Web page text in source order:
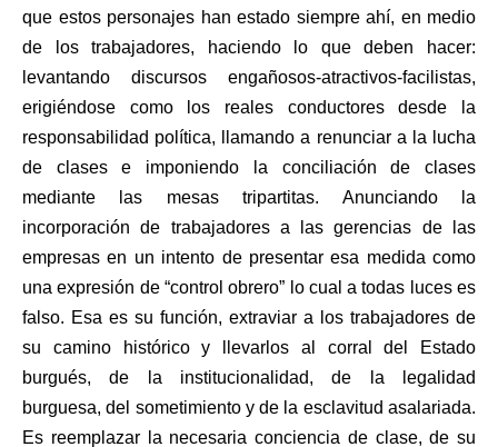
que estos personajes han estado siempre ahí, en medio
de los trabajadores, haciendo lo que deben hacer:
levantando discursos engañosos-atractivos-facilistas,
erigiéndose como los reales conductores desde la
responsabilidad política, llamando a renunciar a la lucha
de clases e imponiendo la conciliación de clases
mediante las mesas tripartitas. Anunciando la
incorporación de trabajadores a las gerencias de las
empresas en un intento de presentar esa medida como
una expresión de “control obrero” lo cual a todas luces es
falso. Esa es su función, extraviar a los trabajadores de
su camino histórico y llevarlos al corral del Estado
burgués, de la institucionalidad, de la legalidad
burguesa, del sometimiento y de la esclavitud asalariada.
Es reemplazar la necesaria conciencia de clase, de su